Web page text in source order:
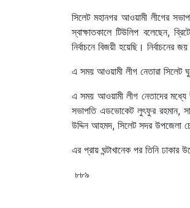
সিলেট মহানগর আওয়ামী লীগের
স্বাক্ষাতকালে টিউলিপ বলেছেন,
নির্বাচনে বিজয়ী হয়েছি।
এ সময় আওয়ামী লীগ নেতারা সিলেট
এ সময় আওয়ামী লীগ নেতাদের মধ্যে
সভাপতি এডভোকেট লুৎফুর রহমান,
উদ্দিন আহমদ, সিলেট সদর উপজেলা
এর প্রায় ঘন্টাখানেক পর তিনি ঢাকার
৮৮৯